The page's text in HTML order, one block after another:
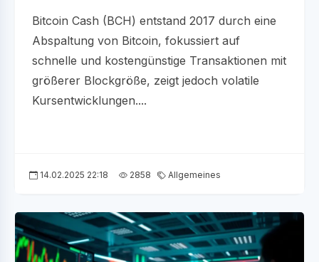
Bitcoin Cash (BCH) entstand 2017 durch eine
Abspaltung von Bitcoin, fokussiert auf
schnelle und kostengünstige Transaktionen mit
größerer Blockgröße, zeigt jedoch volatile
Kursentwicklungen....
14.02.2025 22:18 2858 Allgemeines